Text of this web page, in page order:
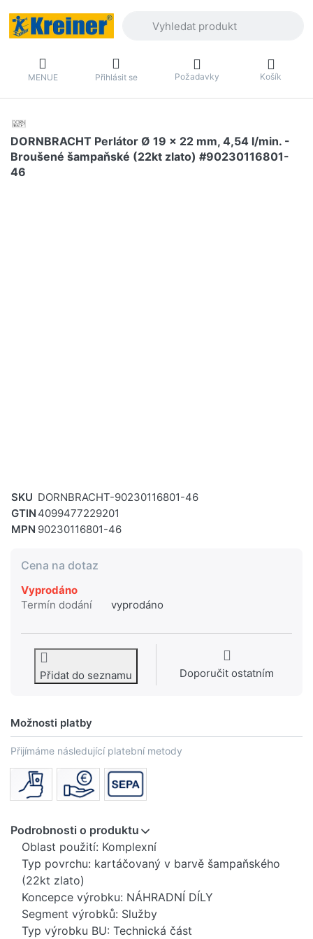
MENUE Přihlásit se Požadavky Košík
DORNBRACHT Perlátor Ø 19 x 22 mm, 4,54 l/min. -
Broušené šampaňské (22kt zlato) #90230116801-
46
SKU DORNBRACHT-90230116801-46
GTIN 4099477229201
MPN 90230116801-46
Cena na dotaz
Vyprodáno
Termín dodání
vyprodáno
Přidat do seznamu Doporučit ostatním
Možnosti platby
Přijímáme následující platební metody
Podrobnosti o produktu
Oblast použití: Komplexní
Typ povrchu: kartáčovaný v barvě šampaňského
(22kt zlato)
Koncepce výrobku: NÁHRADNÍ DÍLY
Segment výrobků: Služby
Typ výrobku BU: Technická část